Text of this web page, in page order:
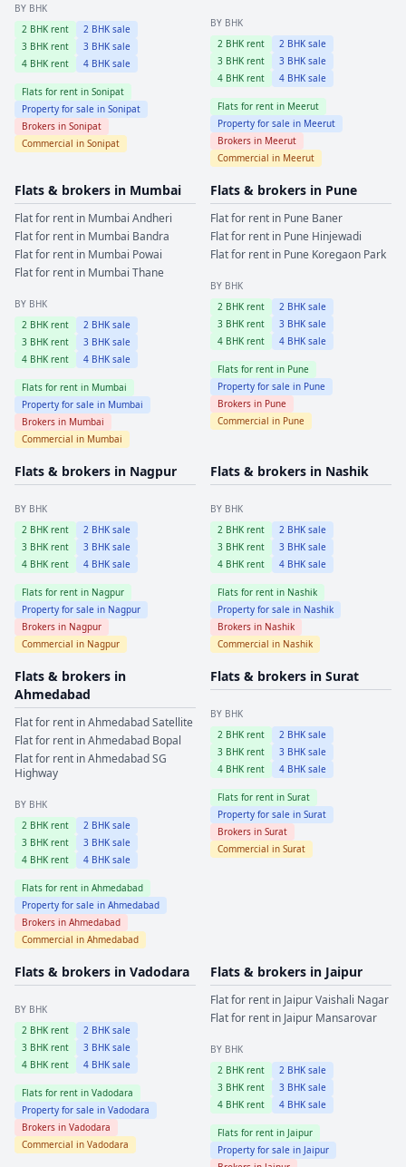
BY BHK
2 BHK rent 2 BHK sale
3 BHK rent 3 BHK sale
4 BHK rent 4 BHK sale
Flats for rent in Sonipat
Property for sale in Sonipat
Brokers in Sonipat
Commercial in Sonipat
BY BHK
2 BHK rent 2 BHK sale
3 BHK rent 3 BHK sale
4 BHK rent 4 BHK sale
Flats for rent in Meerut
Property for sale in Meerut
Brokers in Meerut
Commercial in Meerut
Flats & brokers in Mumbai
Flat for rent in Mumbai Andheri
Flat for rent in Mumbai Bandra
Flat for rent in Mumbai Powai
Flat for rent in Mumbai Thane
BY BHK
2 BHK rent 2 BHK sale
3 BHK rent 3 BHK sale
4 BHK rent 4 BHK sale
Flats for rent in Mumbai
Property for sale in Mumbai
Brokers in Mumbai
Commercial in Mumbai
Flats & brokers in Pune
Flat for rent in Pune Baner
Flat for rent in Pune Hinjewadi
Flat for rent in Pune Koregaon Park
BY BHK
2 BHK rent 2 BHK sale
3 BHK rent 3 BHK sale
4 BHK rent 4 BHK sale
Flats for rent in Pune
Property for sale in Pune
Brokers in Pune
Commercial in Pune
Flats & brokers in Nagpur
BY BHK
2 BHK rent 2 BHK sale
3 BHK rent 3 BHK sale
4 BHK rent 4 BHK sale
Flats for rent in Nagpur
Property for sale in Nagpur
Brokers in Nagpur
Commercial in Nagpur
Flats & brokers in Nashik
BY BHK
2 BHK rent 2 BHK sale
3 BHK rent 3 BHK sale
4 BHK rent 4 BHK sale
Flats for rent in Nashik
Property for sale in Nashik
Brokers in Nashik
Commercial in Nashik
Flats & brokers in
Ahmedabad
Flat for rent inAhmedabadSatellite
Flat for rent inAhmedabad Bopal
Flat for rent inAhmedabadSG
Highway
BY BHK
2 BHK rent 2 BHK sale
3 BHK rent 3 BHK sale
4 BHK rent 4 BHK sale
Flats for rent in Ahmedabad
Property for sale in Ahmedabad
Brokers in Ahmedabad
Commercial in Ahmedabad
Flats & brokers in Surat
BY BHK
2 BHK rent 2 BHK sale
3 BHK rent 3 BHK sale
4 BHK rent 4 BHK sale
Flats for rent in Surat
Property for sale in Surat
Brokers in Surat
Commercial in Surat
Flats & brokers in Vadodara
BY BHK
2 BHK rent 2 BHK sale
3 BHK rent 3 BHK sale
4 BHK rent 4 BHK sale
Flats for rent in Vadodara
Property for sale in Vadodara
Brokers in Vadodara
Commercial in Vadodara
Flats & brokers in Jaipur
Flat for rent in JaipurVaishali Nagar
Flat for rent in Jaipur Mansarovar
BY BHK
2 BHK rent 2 BHK sale
3 BHK rent 3 BHK sale
4 BHK rent 4 BHK sale
Flats for rent in Jaipur
Property for sale in Jaipur